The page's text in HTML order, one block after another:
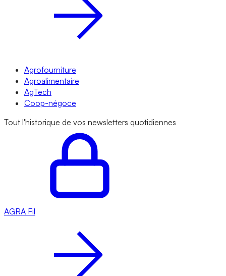
Agrofourniture
Agroalimentaire
AgTech
Coop-négoce
Tout l'historique de vos newsletters quotidiennes
AGRA Fil